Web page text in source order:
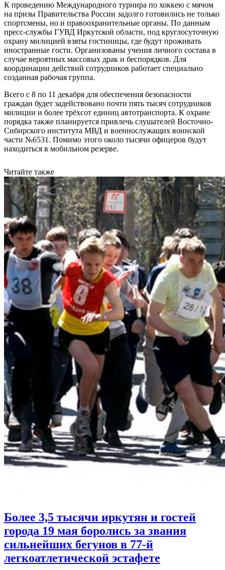
К проведению Международного турнира по хоккею с мячом
на призы Правительства России задолго готовились не только
спортсмены, но и правоохранительные органы. По данным
пресс-службы ГУВД Иркутской области, под круглосуточную
охрану милицией взяты гостиницы, где будут проживать
иностранные гости. Организованы учения личного состава в
случае вероятных массовых драк и беспорядков. Для
координации действий сотрудников работает специально
созданная рабочая группа.
Всего с 8 по 11 декабря для обеспечения безопасности
граждан будет задействовано почти пять тысяч сотрудников
милиции и более трёхсот единиц автотранспорта. К охране
порядка также планируется привлечь слушателей Восточно-
Сибирского института МВД и военнослужащих воинской
части №6531. Помимо этого около тысячи офицеров будут
находиться в мобильном резерве.
Читайте также
Более 3,5 тысячи иркутян и гостей
города 19 мая боролись за звания
сильнейших бегунов в 77-й
легкоатлетической эстафете